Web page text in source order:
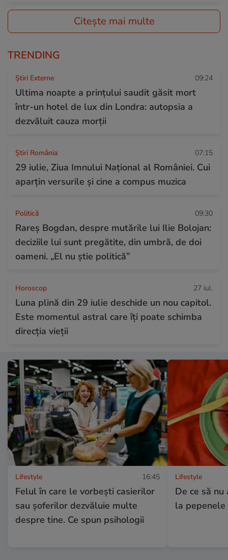
Citește mai multe
TRENDING
Știri Externe 09:24
Ultima noapte a prințului saudit găsit mort
într-un hotel de lux din Londra: autopsia a
dezvăluit cauza morții
Știri România 07:15
29 iulie, Ziua Imnului Național al României. Cui
aparțin versurile și cine a compus muzica
Politică 09:30
Rareș Bogdan, despre mutările lui Ilie Bolojan:
deciziile lui sunt pregătite, din umbră, de doi
oameni. „El nu știe politică”
Horoscop 27 iul.
Luna plină din 29 iulie deschide un nou capitol.
Este momentul astral care îți poate schimba
direcția vieții
Lifestyle 16:45
Felul în care le vorbești casierilor
sau șoferilor dezvăluie multe
despre tine. Ce spun psihologii
Lifestyle
De ce să
la pepenele